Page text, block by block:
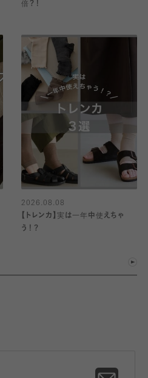
倍？！
2026.08.08
【トレンカ】実は一年中使えちゃ
う！？